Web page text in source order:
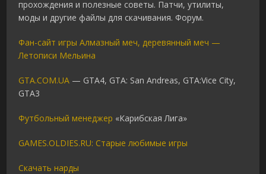
прохождения и полезные советы. Патчи, утилиты,
моды и другие файлы для скачивания. Форум.
Фан-сайт игры Алмазный меч, деревянный меч —
Летописи Мельина
GTA.COM.UA — GTA4, GTA: San Andreas, GTA:Vice City,
GTA3
Футбольный менеджер «Карибская Лига»
GAMES.OLDIES.RU: Старые любимые игры
Скачать нарды